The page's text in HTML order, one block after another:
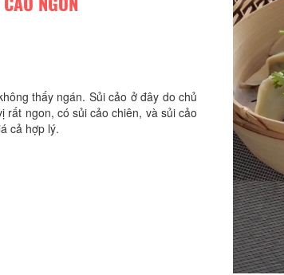
thấy ngán. Sủi cảo ở đây do chủ
rất ngon, có sủi cảo chiên, và sủi cảo
cả hợp lý.